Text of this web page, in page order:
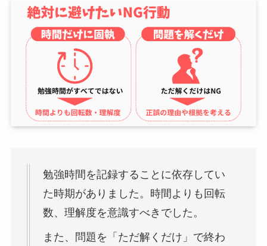
勉強時間を記録することに依存してい
た時期がありました。時間よりも回転
数、理解度を意識すべきでした。
また、問題を「ただ解くだけ」で終わ